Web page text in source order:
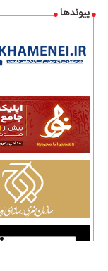
پیوندها